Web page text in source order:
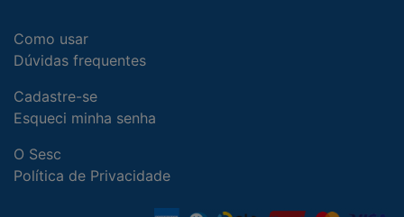
Como usar
Dúvidas frequentes
Cadastre-se
Esqueci minha senha
O Sesc
Política de Privacidade